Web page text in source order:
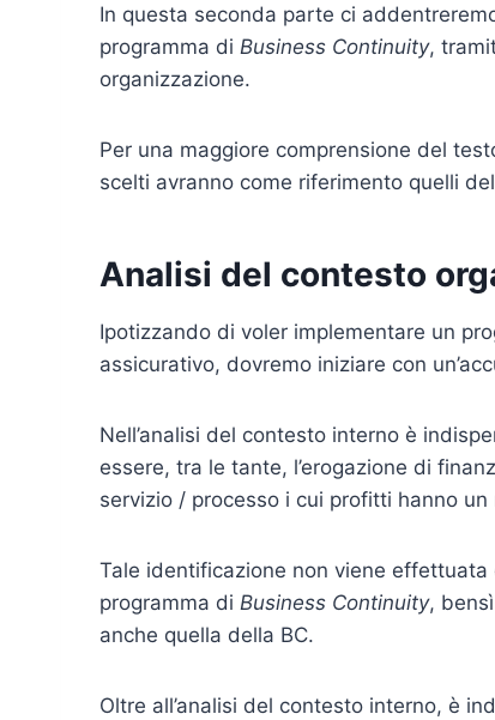
In questa seconda parte ci
programma di Business Continuity,
organizzazione.
Per una maggiore comprensione del
scelti avranno come riferimento quelli
Analisi del contesto
Ipotizzando di voler implementare un
assicurativo, dovremo iniziare con
Nell’analisi del contesto interno è
essere, tra le tante, l’erogazione di
servizio / processo i cui profitti hanno
Tale identificazione non viene effettuata
programma di Business Continuity,
anche quella della BC.
Oltre all’analisi del contesto interno, è